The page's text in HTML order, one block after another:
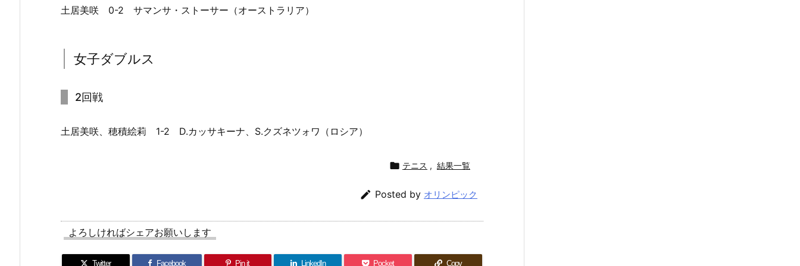
土居美咲 0-2 サマンサ・ストーサー（オーストラリア）
女子ダブルス
2回戦
土居美咲、穂積絵莉 1-2 D.カッサキーナ、S.クズネツォワ（ロシア）
 テニス , 結果一覧
 Posted by オリンピック
よろしければシェアお願いします
Twitter Facebook Pin it LinkedIn Pocket Copy